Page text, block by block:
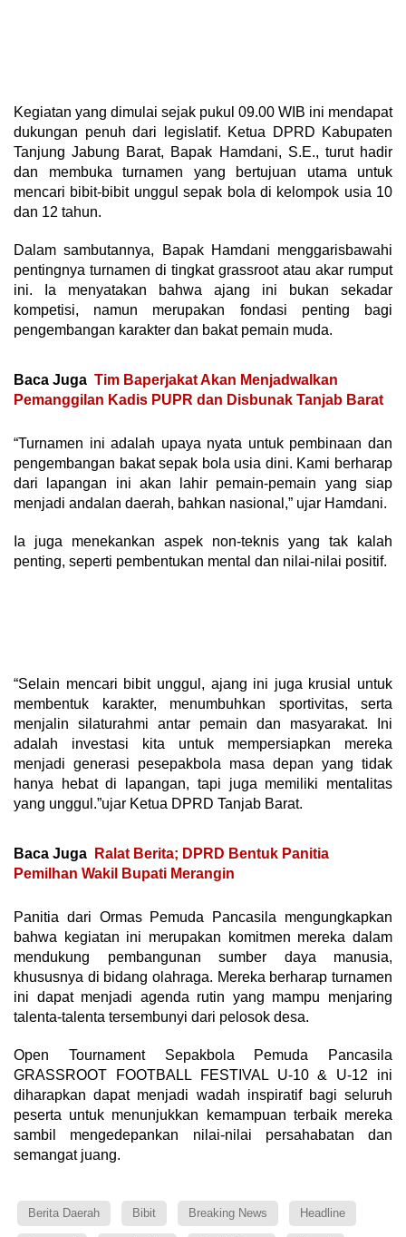
Kegiatan yang dimulai sejak pukul 09.00 WIB ini mendapat
dukungan penuh dari legislatif. Ketua DPRD Kabupaten
Tanjung Jabung Barat, Bapak Hamdani, S.E., turut hadir
dan membuka turnamen yang bertujuan utama untuk
mencari bibit-bibit unggul sepak bola di kelompok usia 10
dan 12 tahun.
Dalam sambutannya, Bapak Hamdani menggarisbawahi
pentingnya turnamen di tingkat grassroot atau akar rumput
ini. Ia menyatakan bahwa ajang ini bukan sekadar
kompetisi, namun merupakan fondasi penting bagi
pengembangan karakter dan bakat pemain muda.
Baca Juga Tim Baperjakat Akan Menjadwalkan
Pemanggilan Kadis PUPR dan Disbunak Tanjab Barat
“Turnamen ini adalah upaya nyata untuk pembinaan dan
pengembangan bakat sepak bola usia dini. Kami berharap
dari lapangan ini akan lahir pemain-pemain yang siap
menjadi andalan daerah, bahkan nasional,” ujar Hamdani.
Ia juga menekankan aspek non-teknis yang tak kalah
penting, seperti pembentukan mental dan nilai-nilai positif.
“Selain mencari bibit unggul, ajang ini juga krusial untuk
membentuk karakter, menumbuhkan sportivitas, serta
menjalin silaturahmi antar pemain dan masyarakat. Ini
adalah investasi kita untuk mempersiapkan mereka
menjadi generasi pesepakbola masa depan yang tidak
hanya hebat di lapangan, tapi juga memiliki mentalitas
yang unggul.”ujar Ketua DPRD Tanjab Barat.
Baca Juga
Ralat Berita; DPRD Bentuk Panitia
Pemilhan Wakil Bupati Merangin
Panitia dari Ormas Pemuda Pancasila mengungkapkan
bahwa kegiatan ini merupakan komitmen mereka dalam
mendukung pembangunan sumber daya manusia,
khususnya di bidang olahraga. Mereka berharap turnamen
ini dapat menjadi agenda rutin yang mampu menjaring
talenta-talenta tersembunyi dari pelosok desa.
Open Tournament Sepakbola Pemuda Pancasila
GRASSROOT FOOTBALL FESTIVAL U-10 & U-12 ini
diharapkan dapat menjadi wadah inspiratif bagi seluruh
peserta untuk menunjukkan kemampuan terbaik mereka
sambil mengedepankan nilai-nilai persahabatan dan
semangat juang.
Berita Daerah Bibit Breaking News Headline